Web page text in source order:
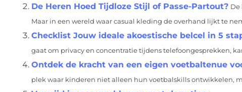
De Heren Hoed Tijdloze Stijl of Passe-Partout? De
Maar in een wereld waar casual kleding de overhand lijkt te
Checklist Jouw ideale akoestische belcel in 5
gaat om privacy en concentratie tijdens telefoongesprekken,
Ontdek de kracht van een eigen voetbaltenue
plek waar kinderen niet alleen hun voetbalskills ontwikkelen,